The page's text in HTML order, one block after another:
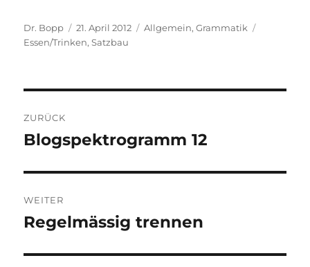
Autor
Dr. Bopp
Veröffentlicht
am
21. April 2012 Kategorien
Allgemein,Grammatik
Essen/Trinken,Satzbau
ZURÜCK
Vorheriger
Blogspektrogramm 12
WEITER
Nächster
Regelmässig trennen